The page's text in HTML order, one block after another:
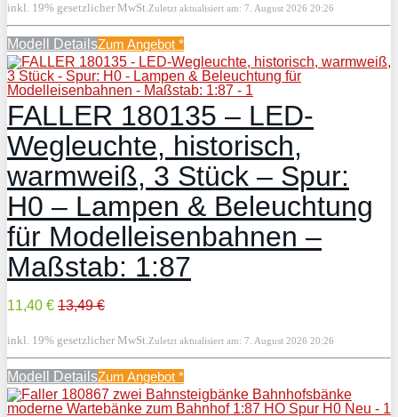
inkl. 19% gesetzlicher MwSt.Zuletzt aktualisiert am: 7. August 2026 20:26
Modell DetailsZum Angebot *
FALLER 180135 – LED-
Wegleuchte, historisch,
warmweiß, 3 Stück – Spur:
H0 – Lampen & Beleuchtung
für Modelleisenbahnen –
Maßstab: 1:87
11,40 € 13,49 €
inkl. 19% gesetzlicher MwSt.Zuletzt aktualisiert am: 7. August 2026 20:26
Modell DetailsZum Angebot *